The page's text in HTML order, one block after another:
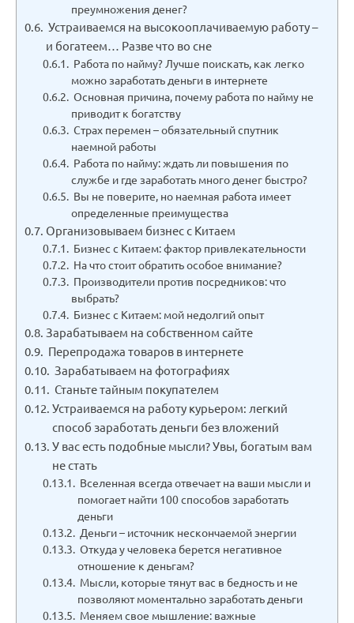
преумножения денег?
Устраиваемся на высокооплачиваемую работу –
и богатеем… Разве что во сне
Работа по найму? Лучше поискать, как легко
можно заработать деньги в интернете
Основная причина, почему работа по найму не
приводит к богатству
Страх перемен – обязательный спутник
наемной работы
Работа по найму: ждать ли повышения по
службе и где заработать много денег быстро?
Вы не поверите, но наемная работа имеет
определенные преимущества
Организовываем бизнес с Китаем
Бизнес с Китаем: фактор привлекательности
На что стоит обратить особое внимание?
Производители против посредников: что
выбрать?
Бизнес с Китаем: мой недолгий опыт
Зарабатываем на собственном сайте
Перепродажа товаров в интернете
Зарабатываем на фотографиях
Станьте тайным покупателем
Устраиваемся на работу курьером: легкий
способ заработать деньги без вложений
У вас есть подобные мысли? Увы, богатым вам
не стать
Вселенная всегда отвечает на ваши мысли и
помогает найти 100 способов заработать
деньги
Деньги – источник нескончаемой энергии
Откуда у человека берется негативное
отношение к деньгам?
Мысли, которые тянут вас в бедность и не
позволяют моментально заработать деньги
Меняем свое мышление: важные